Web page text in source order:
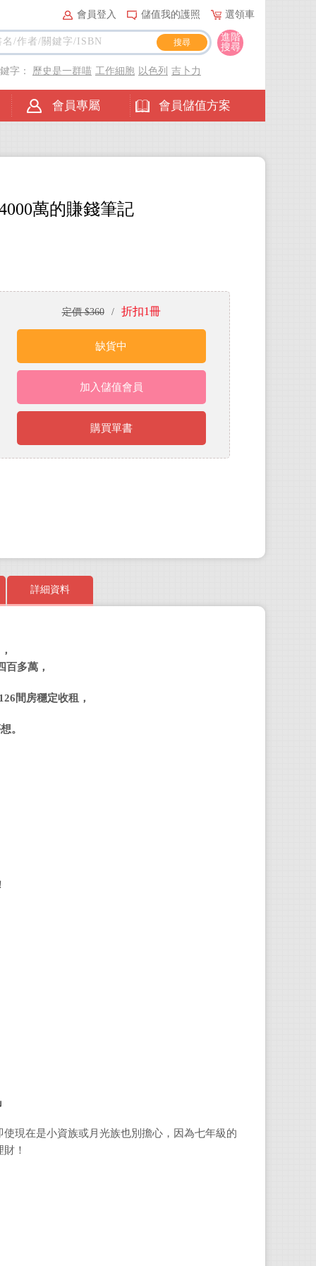
會員登入 儲值我的護照 選領車
會員專屬 會員儲值方案
進階
搜尋
字： 歷史是一群喵 工作細胞 以色列 吉卜力
萬的賺錢筆記
定價 $360 / 折扣1冊
缺貨中
加入儲值會員
購買單書
詳細資料
，
百多萬，
126間房穩定收租，
。
現在是小資族或月光族也別擔心，因為七年級的
！